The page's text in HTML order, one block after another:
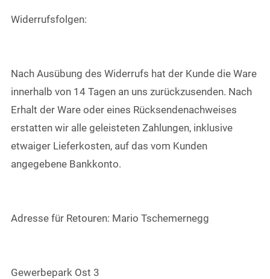
Widerrufsfolgen:
Nach Ausübung des Widerrufs hat der Kunde die Ware
innerhalb von 14 Tagen an uns zurückzusenden. Nach
Erhalt der Ware oder eines Rücksendenachweises
erstatten wir alle geleisteten Zahlungen, inklusive
etwaiger Lieferkosten, auf das vom Kunden
angegebene Bankkonto.
Adresse für Retouren: Mario Tschemernegg
Gewerbepark Ost 3